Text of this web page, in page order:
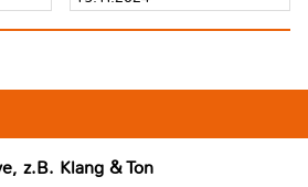
z.B. Klang & Ton